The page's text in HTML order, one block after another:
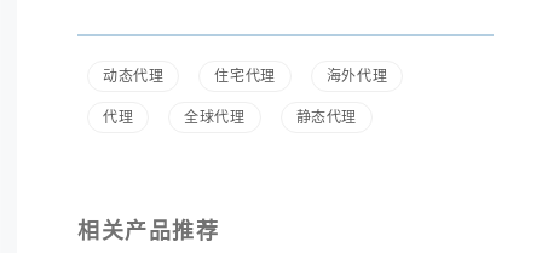
动态代理 住宅代理 海外代理
代理 全球代理 静态代理
相关产品推荐